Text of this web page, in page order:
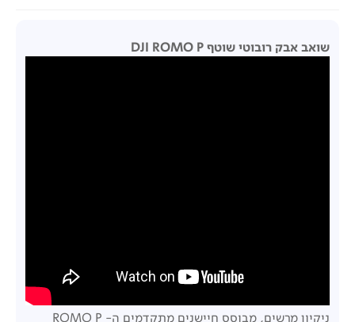
שואב אבק רובוטי שוטף DJI ROMO P
ניקיון מרשים, מבוסס חיישנים מתקדמים ה- ROMO P